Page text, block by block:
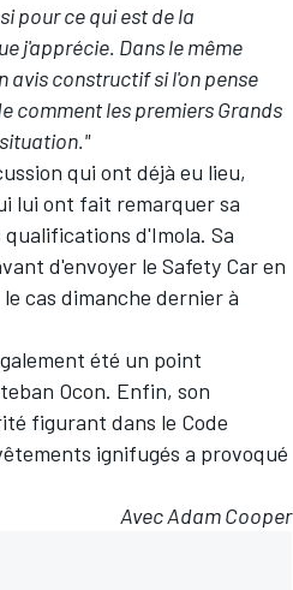
pour ce qui est de la
j'apprécie. Dans le même
avis constructif si l'on pense
comment les premiers Grands
qui ont déjà eu lieu,
lui ont fait remarquer sa
d'Imola. Sa
d'envoyer le Safety Car en
cas dimanche dernier à
été un point
Ocon. Enfin, son
figurant dans le Code
ignifugés a provoqué
Avec Adam Cooper